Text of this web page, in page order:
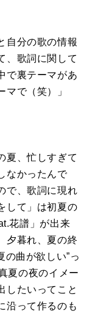
自分の歌の情報
、歌詞に関して
で裏テーマがあ
で（笑）」
夏、忙しすぎて
なかったんで
で、歌詞に現れ
して」は初夏の
花譜」が出来
夕暮れ、夏の終
の曲が欲しい”っ
夏の夜のイメー
したいってこと
沿って作るのも